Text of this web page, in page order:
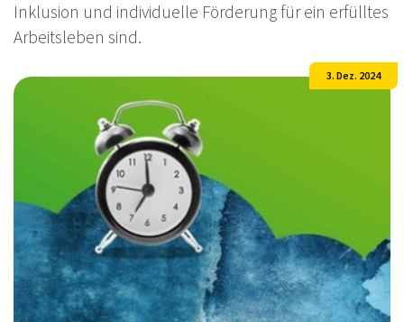
Inklusion und individuelle Förderung für ein erfülltes
Arbeitsleben sind.
3. Dez. 2024